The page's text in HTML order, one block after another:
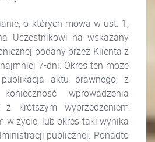
o których mowa w ust. 1,
Uczestnikowi na wskazany
podany przez Klienta z
7-dni. Okres ten może
aktu prawnego, z
wprowadzenia
krótszym wyprzedzeniem
w życie, lub okres taki wynika
publicznej. Ponadto